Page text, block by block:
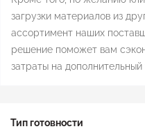
загрузки материалов из
ассортимент наших
решение поможет вам
затраты на дополнительный
Тип готовности